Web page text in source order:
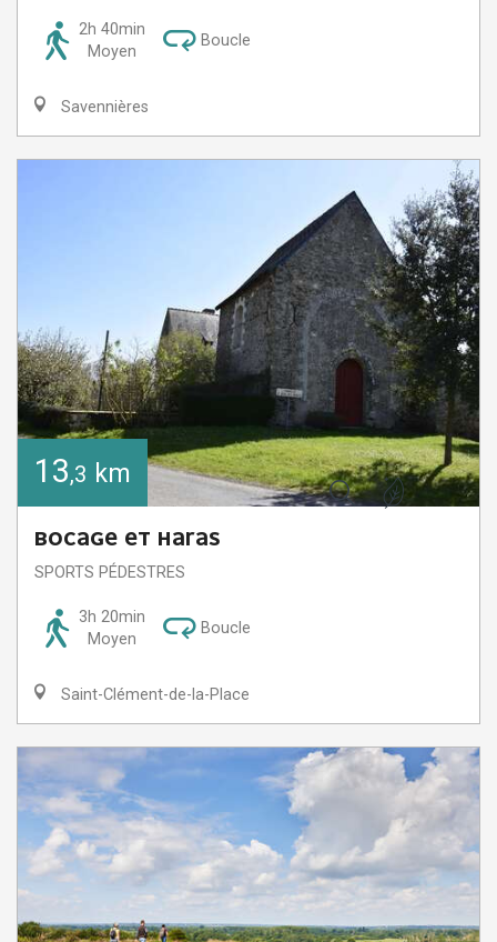
2h 40min
Moyen
Boucle
Savennières
13,3 km
BOCAGE ET HARAS
SPORTS PÉDESTRES
3h 20min
Moyen
Boucle
Saint-Clément-de-la-Place